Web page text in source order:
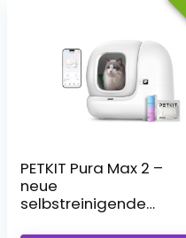
PETKIT Pura Max 2 –
neue
selbstreinigende